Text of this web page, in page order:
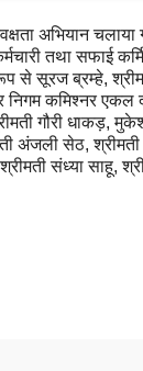
अभियान चलाया
तथा सफाई
से सूरज ब्रम्हे,
निगम कमिश्नर एकल
गौरी धाकड़,
अंजली सेठ, श्रीमती
संध्या साहू,